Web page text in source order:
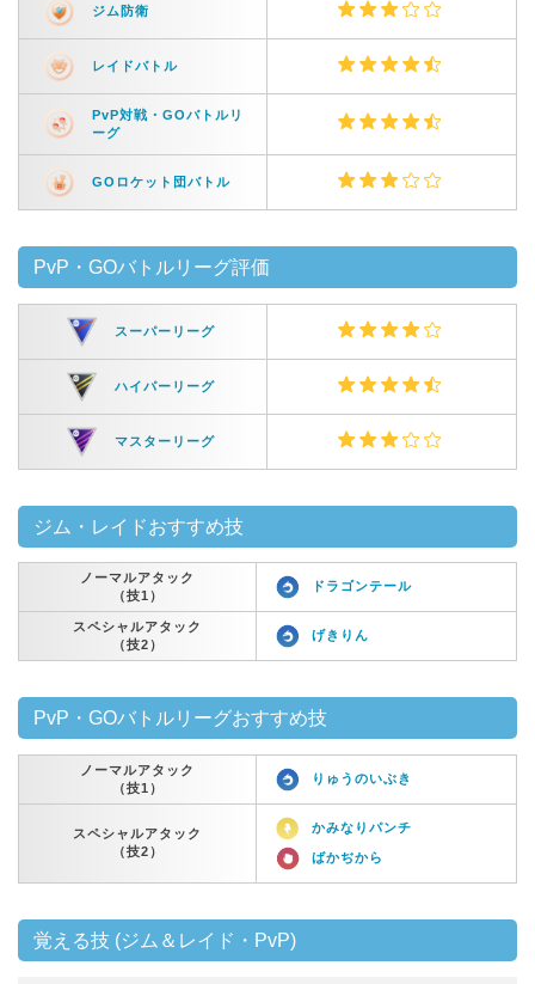
ジム防衛
レイドバトル
PvP対戦・GOバトルリ
ーグ
GOロケット団バトル
PvP・GOバトルリーグ評価
スーパーリーグ
ハイパーリーグ
マスターリーグ
ジム・レイドおすすめ技
ノーマルアタック
（技1）
ドラゴンテール
スペシャルアタック
（技2）
げきりん
PvP・GOバトルリーグおすすめ技
ノーマルアタック
（技1）
りゅうのいぶき
スペシャルアタック
（技2）
かみなりパンチ
ばかぢから
覚える技 (ジム＆レイド・PvP)